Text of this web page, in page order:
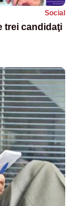
Social
trei candidaţi